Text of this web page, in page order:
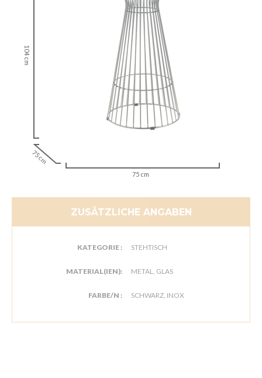
104 cm
75 cm
75 cm
ZUSÄTZLICHE ANGABEN
KATEGORIE : STEHTISCH
MATERIAL(IEN): METAL, GLAS
FARBE/N : SCHWARZ, INOX